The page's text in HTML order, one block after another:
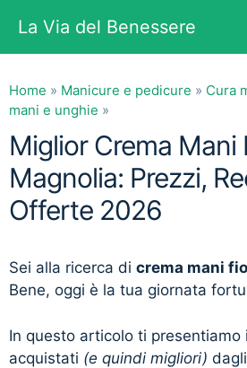
contenuto
La Via del Benessere
Home » Manicure e pedicure » Cura
mani e unghie »
Miglior Crema Mani
Magnolia: Prezzi,
Offerte 2026
Sei alla ricerca di crema mani
Bene, oggi è la tua giornata
In questo articolo ti presentiamo
acquistati (e quindi migliori)